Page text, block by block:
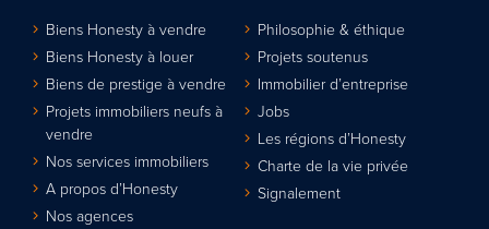
Biens Honesty à vendre
Biens Honesty à louer
Biens de prestige à vendre
Projets immobiliers neufs à
vendre
Nos services immobiliers
A propos d’Honesty
Nos agences
Philosophie & éthique
Projets soutenus
Immobilier d’entreprise
Jobs
Les régions d’Honesty
Charte de la vie privée
Signalement